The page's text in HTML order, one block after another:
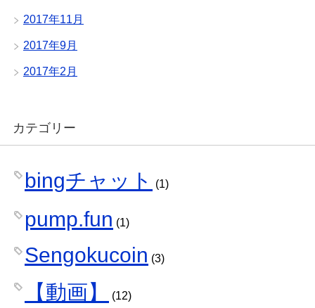
2017年11月
2017年9月
2017年2月
カテゴリー
bingチャット (1)
pump.fun (1)
Sengokucoin (3)
【動画】 (12)